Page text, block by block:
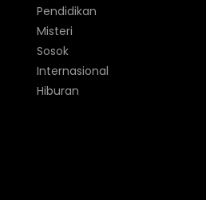
Pendidikan
Misteri
Sosok
Internasional
Hiburan